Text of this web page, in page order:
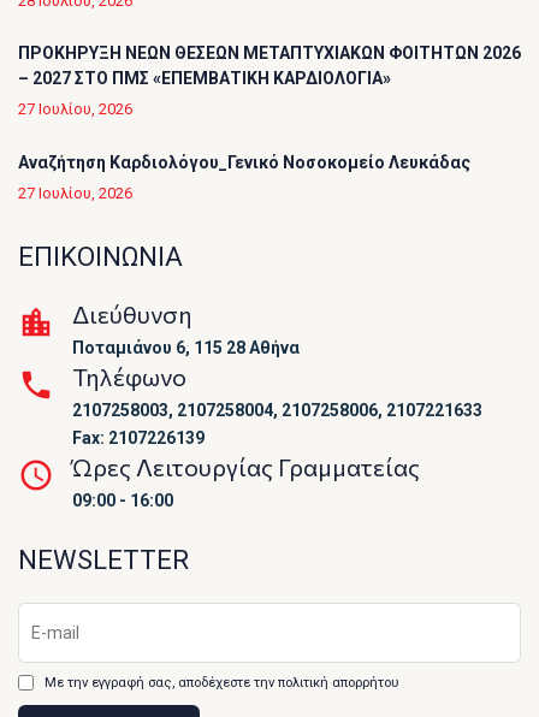
ΠΡΟΚΗΡΥΞΗ ΝΕΩΝ ΘΕΣΕΩΝ ΜΕΤΑΠΤΥΧΙΑΚΩΝ ΦΟΙΤΗΤΩΝ 2026
– 2027 ΣΤΟ ΠΜΣ «ΕΠΕΜΒΑΤΙΚΗ ΚΑΡΔΙΟΛΟΓΙΑ»
27 Ιουλίου, 2026
Αναζήτηση Καρδιολόγου_Γενικό Νοσοκομείο Λευκάδας
27 Ιουλίου, 2026
ΕΠΙΚΟΙΝΩΝΙΑ
Διεύθυνση
Ποταμιάνου 6, 115 28 Αθήνα
Τηλέφωνο
2107258003, 2107258004, 2107258006, 2107221633
Fax: 2107226139
Ώρες Λειτουργίας Γραμματείας
09:00 - 16:00
NEWSLETTER
Με την εγγραφή σας, αποδέχεστε την πολιτική απορρήτου